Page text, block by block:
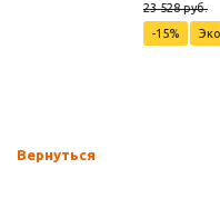
23 528 руб.
-15%
Вернуться